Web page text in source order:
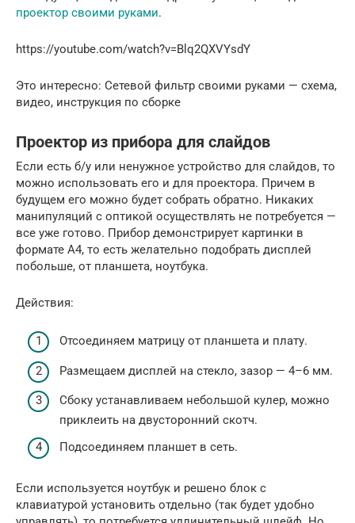
проектор своими руками.
https://youtube.com/watch?v=Blq2QXVYsdY
Это интересно: Сетевой фильтр своими руками — схема,
видео, инструкция по сборке
Проектор из прибора для слайдов
Если есть б/у или ненужное устройство для слайдов, то
можно использовать его и для проектора. Причем в
будущем его можно будет собрать обратно. Никаких
манипуляций с оптикой осуществлять не потребуется —
все уже готово. Прибор демонстрирует картинки в
формате А4, то есть желательно подобрать дисплей
побольше, от планшета, ноутбука.
Действия:
Отсоединяем матрицу от планшета и плату.
Размещаем дисплей на стекло, зазор — 4–6 мм.
Сбоку устанавливаем небольшой кулер, можно
приклеить на двусторонний скотч.
Подсоединяем планшет в сеть.
Если используется ноутбук и решено блок с
клавиатурой установить отдельно (так будет удобно